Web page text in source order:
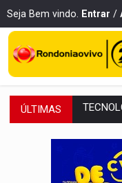
Seja Bem vindo. Entrar /
ÚLTIMAS
VÍDEO: